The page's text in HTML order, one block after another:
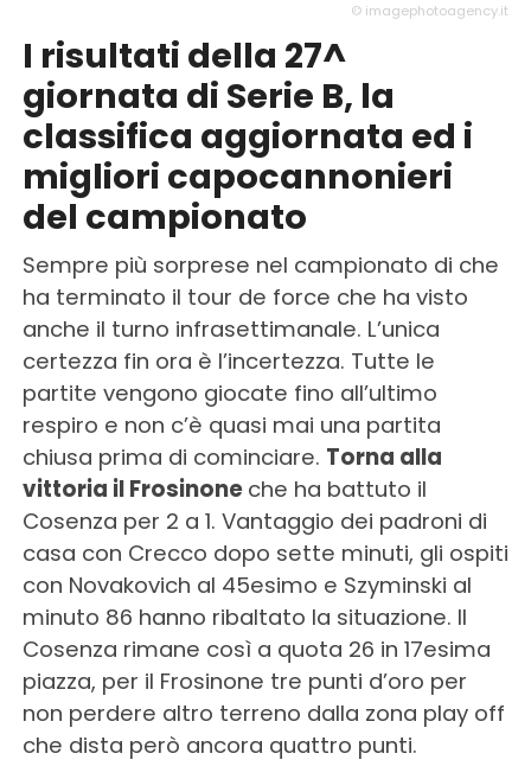
© imagephotoagency.it
I risultati della 27^
giornata di Serie B, la
classifica aggiornata ed i
migliori capocannonieri
del campionato
Sempre più sorprese nel campionato di che
ha terminato il tour de force che ha visto
anche il turno infrasettimanale. L’unica
certezza fin ora è l’incertezza. Tutte le
partite vengono giocate fino all’ultimo
respiro e non c’è quasi mai una partita
chiusa prima di cominciare. Torna alla
vittoria il Frosinone che ha battuto il
Cosenza per 2 a 1. Vantaggio dei padroni di
casa con Crecco dopo sette minuti, gli ospiti
con Novakovich al 45esimo e Szyminski al
minuto 86 hanno ribaltato la situazione. Il
Cosenza rimane così a quota 26 in 17esima
piazza, per il Frosinone tre punti d’oro per
non perdere altro terreno dalla zona play off
che dista però ancora quattro punti.